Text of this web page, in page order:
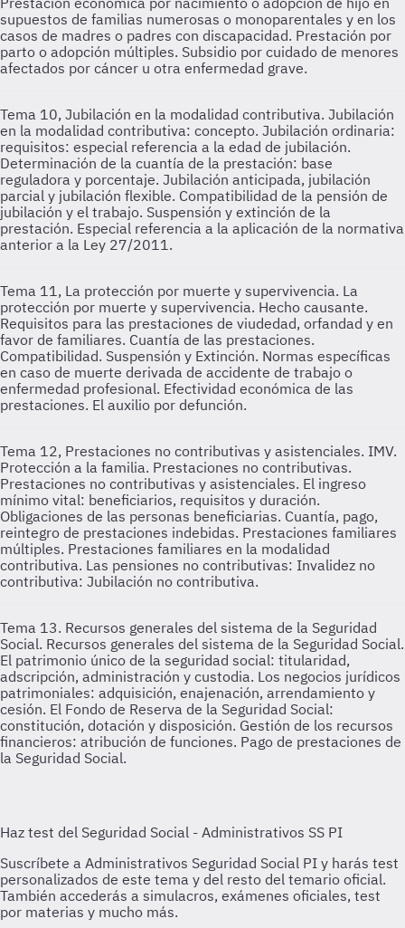
supuestos de familias numerosas o monoparentales y en los
casos de madres o padres con discapacidad. Prestación por
parto o adopción múltiples. Subsidio por cuidado de menores
afectados por cáncer u otra enfermedad grave.
Tema 10, Jubilación en la modalidad contributiva. Jubilación
en la modalidad contributiva: concepto. Jubilación ordinaria:
requisitos: especial referencia a la edad de jubilación.
Determinación de la cuantía de la prestación: base
reguladora y porcentaje. Jubilación anticipada, jubilación
parcial y jubilación flexible. Compatibilidad de la pensión de
jubilación y el trabajo. Suspensión y extinción de la
prestación. Especial referencia a la aplicación de la normativa
anterior a la Ley 27/2011.
Tema 11, La protección por muerte y supervivencia. La
protección por muerte y supervivencia. Hecho causante.
Requisitos para las prestaciones de viudedad, orfandad y en
favor de familiares. Cuantía de las prestaciones.
Compatibilidad. Suspensión y Extinción. Normas específicas
en caso de muerte derivada de accidente de trabajo o
enfermedad profesional. Efectividad económica de las
prestaciones. El auxilio por defunción.
Tema 12, Prestaciones no contributivas y asistenciales. IMV.
Protección a la familia. Prestaciones no contributivas.
Prestaciones no contributivas y asistenciales. El ingreso
mínimo vital: beneficiarios, requisitos y duración.
Obligaciones de las personas beneficiarias. Cuantía, pago,
reintegro de prestaciones indebidas. Prestaciones familiares
múltiples. Prestaciones familiares en la modalidad
contributiva. Las pensiones no contributivas: Invalidez no
contributiva: Jubilación no contributiva.
Tema 13. Recursos generales del sistema de la Seguridad
Social. Recursos generales del sistema de la Seguridad Social.
El patrimonio único de la seguridad social: titularidad,
adscripción, administración y custodia. Los negocios jurídicos
patrimoniales: adquisición, enajenación, arrendamiento y
cesión. El Fondo de Reserva de la Seguridad Social:
constitución, dotación y disposición. Gestión de los recursos
financieros: atribución de funciones. Pago de prestaciones de
la Seguridad Social.